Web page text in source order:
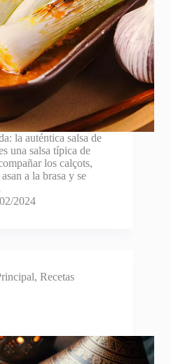
la auténtica salsa de
una salsa típica de
los calçots,
a la brasa y se
2024
, Recetas